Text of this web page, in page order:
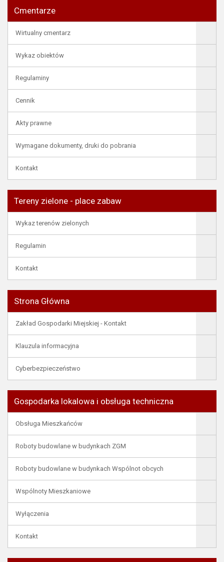
Cmentarze
Wirtualny cmentarz
Wykaz obiektów
Regulaminy
Cennik
Akty prawne
Wymagane dokumenty, druki do pobrania
Kontakt
Tereny zielone - place zabaw
Wykaz terenów zielonych
Regulamin
Kontakt
Strona Główna
Zakład Gospodarki Miejskiej - Kontakt
Klauzula informacyjna
Cyberbezpieczeństwo
Gospodarka lokalowa i obsługa techniczna
Obsługa Mieszkańców
Roboty budowlane w budynkach ZGM
Roboty budowlane w budynkach Wspólnot obcych
Wspólnoty Mieszkaniowe
Wyłączenia
Kontakt